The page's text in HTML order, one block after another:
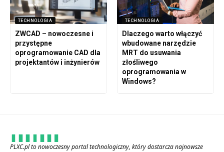
TECHNOLOGIA
ZWCAD – nowoczesne i
przystępne
oprogramowanie CAD dla
projektantów i inżynierów
TECHNOLOGIA
Dlaczego warto włączyć
wbudowane narzędzie
MRT do usuwania
złośliwego
oprogramowania w
Windows?
PLXC.pl to nowoczesny portal technologiczny, który dostarcza najnowsze